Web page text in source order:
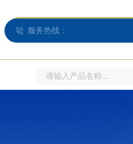
服务热线：